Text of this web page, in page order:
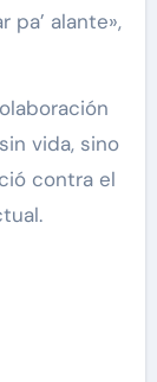
pa’ alante»,
vida, sino
contra el